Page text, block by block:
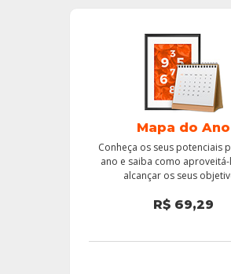
Mapa do Ano
Conheça os seus potenciais
ano e saiba como
alcançar os seus
R$ 69,29